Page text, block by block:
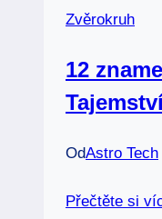
Zvěrokruh
12
OdAstro Tech
Přečtěte si